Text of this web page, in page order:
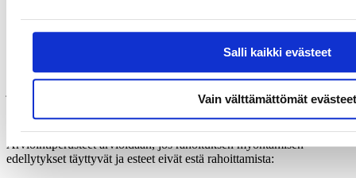
Salli kaikki evästeet
Vain välttämättömät evästeet
kiinteää toimipaikkaa ja toimintaa Manner-Suomessa.
Edellä mainitut rahoituksen myöntämisen esteet arvioidaan
myönnetä, jos jokin esteistä toteutuu rahoitushakemuksen
Rahoituksen myöntämisen arviointiperusteet
Arviointiperusteet arvioidaan, jos rahoituksen myöntämisen
edellytykset täyttyvät ja esteet eivät estä rahoittamista: